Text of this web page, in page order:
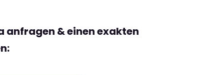
anfragen & einen exakten